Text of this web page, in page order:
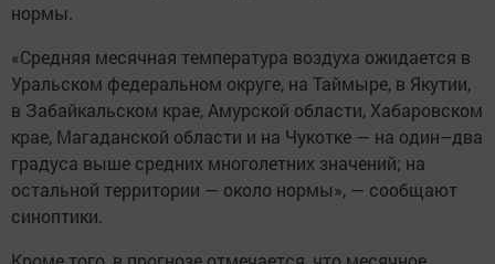
нормы.
«Средняя месячная температура воздуха ожидается в
Уральском федеральном округе, на Таймыре, в Якутии,
в Забайкальском крае, Амурской области, Хабаровском
крае, Магаданской области и на Чукотке — на один–два
градуса выше средних многолетних значений; на
остальной территории — около нормы», — сообщают
синоптики.